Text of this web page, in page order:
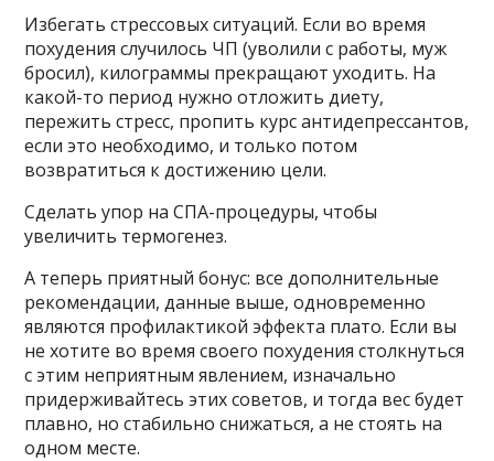
Избегать стрессовых ситуаций. Если во время
похудения случилось ЧП (уволили с работы, муж
бросил), килограммы прекращают уходить. На
какой-то период нужно отложить диету,
пережить стресс, пропить курс антидепрессантов,
если это необходимо, и только потом
возвратиться к достижению цели.
Сделать упор на СПА-процедуры, чтобы
увеличить термогенез.
А теперь приятный бонус: все дополнительные
рекомендации, данные выше, одновременно
являются профилактикой эффекта плато. Если вы
не хотите во время своего похудения столкнуться
с этим неприятным явлением, изначально
придерживайтесь этих советов, и тогда вес будет
плавно, но стабильно снижаться, а не стоять на
одном месте.